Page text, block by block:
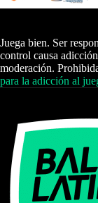
Juega bien. Ser
control causa
moderación.
para la adicción al